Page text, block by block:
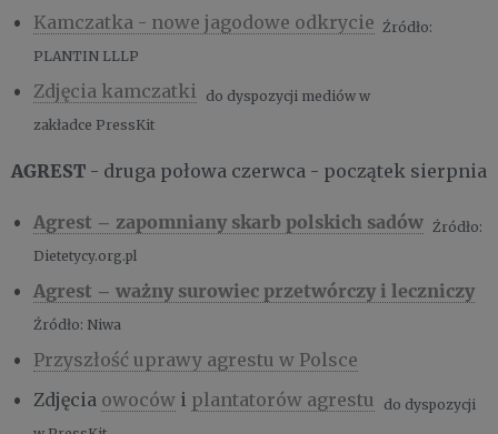
Kamczatka - nowe jagodowe odkrycie Źródło:
PLANTIN LLLP
Zdjęcia kamczatki
do dyspozycji mediów w
zakładce PressKit
AGREST - druga połowa czerwca - początek sierpnia
Agrest – zapomniany skarb polskich sadów Źródło:
Dietetycy.org.pl
Agrest – ważny surowiec przetwórczy i leczniczy
Źródło: Niwa
Przyszłość uprawy agrestu w Polsce
Zdjęcia owoców i plantatorów agrestu
do dyspozycji